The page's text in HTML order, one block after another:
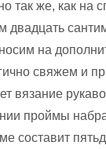
так же, как на
двадцать
на
свяжем и
вязание
проймы
составит